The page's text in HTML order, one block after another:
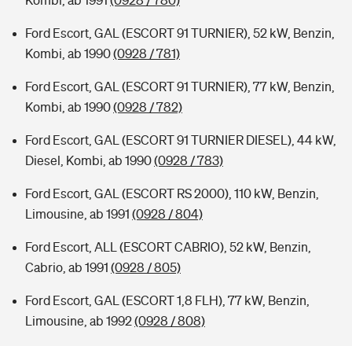
Ford Escort, GAL (ESCORT 91 TURNIER), 52 kW, Benzin,
Kombi, ab 1990(0928 / 781)
Ford Escort, GAL (ESCORT 91 TURNIER), 77 kW, Benzin,
Kombi, ab 1990(0928 / 782)
Ford Escort, GAL (ESCORT 91 TURNIER DIESEL), 44 kW,
Diesel, Kombi, ab 1990(0928 / 783)
Ford Escort, GAL (ESCORT RS 2000), 110 kW, Benzin,
Limousine, ab 1991 (0928 / 804)
Ford Escort, ALL (ESCORT CABRIO), 52 kW, Benzin,
Cabrio, ab 1991 (0928 / 805)
Ford Escort, GAL (ESCORT 1,8 FLH), 77 kW, Benzin,
Limousine, ab 1992(0928 / 808)